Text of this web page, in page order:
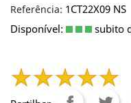
Referência: 1CT22X09 NS
Disponível:
subito